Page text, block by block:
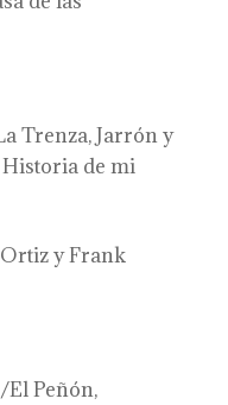
Trenza, Jarrón y
Historia de mi
y Frank
El Peñón,